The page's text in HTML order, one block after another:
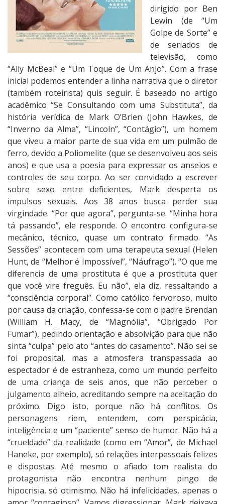
s
dirigido por Ben
Lewin (de “Um
Golpe de Sorte” e
de seriados de
televisão, como
“Ally McBeal” e “Um Toque de Um Anjo”. Com a frase
inicial podemos entender a linha narrativa que o diretor
(também roteirista) quis seguir. É baseado no artigo
acadêmico “Se Consultando com uma Substituta”, da
história verídica de Mark O’Brien (John Hawkes, de
“Inverno da Alma”, “Lincoln”, “Contágio”), um homem
que viveu a maior parte de sua vida em um pulmão de
ferro, devido a Poliomelite (que se desenvolveu aos seis
anos) e que usa a poesia para expressar os anseios e
controles de seu corpo. Ao ser convidado a escrever
sobre sexo entre deficientes, Mark desperta os
impulsos sexuais. Aos 38 anos busca perder sua
virgindade. “Por que agora”, pergunta-se. “Minha hora
tá passando”, ele responde. O encontro configura-se
mecânico, técnico, quase um contrato firmado. “As
Sessões” acontecem com uma terapeuta sexual (Helen
Hunt, de “Melhor é Impossível”, “Náufrago”). “O que me
diferencia de uma prostituta é que a prostituta quer
que você vire freguês. Eu não”, ela diz, ressaltando a
“consciência corporal”. Como católico fervoroso, muito
por causa da criação, confessa-se com o padre Brendan
(William H. Macy, de “Magnólia”, “Obrigado Por
Fumar”), pedindo orientação e absolvição para que não
sinta “culpa” pelo ato “antes do casamento”. Não sei se
foi proposital, mas a atmosfera transpassada ao
espectador é de estranheza, como um mundo perfeito
de uma criança de seis anos, que não perceber o
julgamento alheio, acreditando sempre na aceitação do
próximo. Digo isto, porque não há conflitos. Os
personagens riem, entendem, com perspicácia,
inteligência e um “paciente” senso de humor. Não há a
“crueldade” da realidade (como em “Amor”, de Michael
Haneke, por exemplo), só relações interpessoais felizes
e dispostas. Até mesmo o afiado tom realista do
protagonista não encontra nenhum pingo de
hipocrisia, só otimismo. Não há infelicidades, apenas o